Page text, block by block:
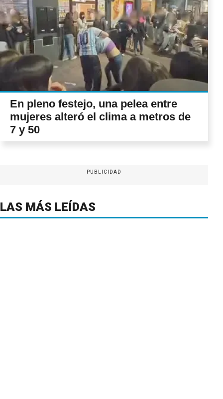
En pleno festejo, una pelea entre
mujeres alteró el clima a metros de
7 y 50
PUBLICIDAD
LAS MÁS LEÍDAS